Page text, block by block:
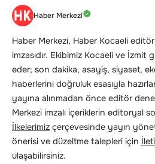
Haber Merkezi
Haber Merkezi, Haber Kocaeli
imzasıdır. Ekibimiz Kocaeli ve
eder; son dakika, asayiş, siyaset,
haberlerini doğruluk esasıyla
yayına alınmadan önce editör
Merkezi imzalı içeriklerin editoryal
İlkelerimiz çerçevesinde yayın
önerisi ve düzeltme talepleri için
ulaşabilirsiniz.